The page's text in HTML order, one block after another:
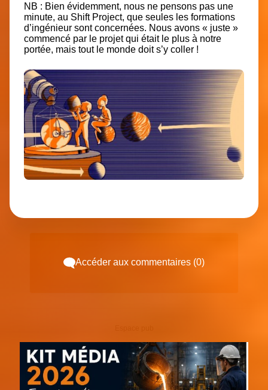
NB : Bien évidemment, nous ne pensons pas une
minute, au Shift Project, que seules les formations
d’ingénieur sont concernées. Nous avons « juste »
commencé par le projet qui était le plus à notre
portée, mais tout le monde doit s’y coller !
Accéder aux commentaires (0)